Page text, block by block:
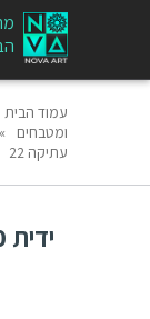
עמוד הבית
ומטבחים
»
עתיקה 22